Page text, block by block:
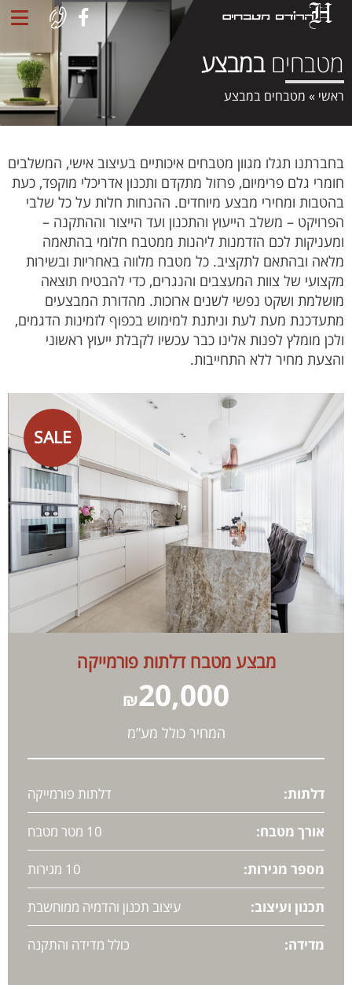
מטבחיםבמבצע
ראשי » מטבחים במבצע
בחברתנו תגלו מגוון מטבחים איכותיים בעיצוב אישי, המשלבים
חומרי גלם פרימיום, פרזול מתקדם ותכנון אדריכלי מוקפד, כעת
בהטבות ומחירי מבצע מיוחדים. ההנחות חלות על כל שלבי
הפרויקט – משלב הייעוץ והתכנון ועד הייצור וההתקנה –
ומעניקות לכם הזדמנות ליהנות ממטבח חלומי בהתאמה
מלאה ובהתאם לתקציב. כל מטבח מלווה באחריות ובשירות
מקצועי של צוות המעצבים והנגרים, כדי להבטיח תוצאה
מושלמת ושקט נפשי לשנים ארוכות. מהדורת המבצעים
מתעדכנת מעת לעת וניתנת למימוש בכפוף לזמינות הדגמים,
ולכן מומלץ לפנות אלינו כבר עכשיו לקבלת ייעוץ ראשוני
והצעת מחיר ללא התחייבות.
SALE
מבצע מטבח דלתות פורמייקה
20,000
₪
המחיר כולל מע”מ
דלתות: דלתות פורמייקה
אורך מטבח: 10 מטר מטבח
מספר מגירות: 10 מגירות
תכנון ועיצוב: עיצוב תכנון והדמיה ממוחשבת
מדידה: כולל מדידה והתקנה